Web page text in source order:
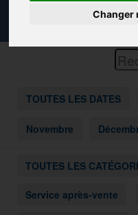
Changer
TOUTES LES DATES
Novembre
TOUTES LES
Service après-vente